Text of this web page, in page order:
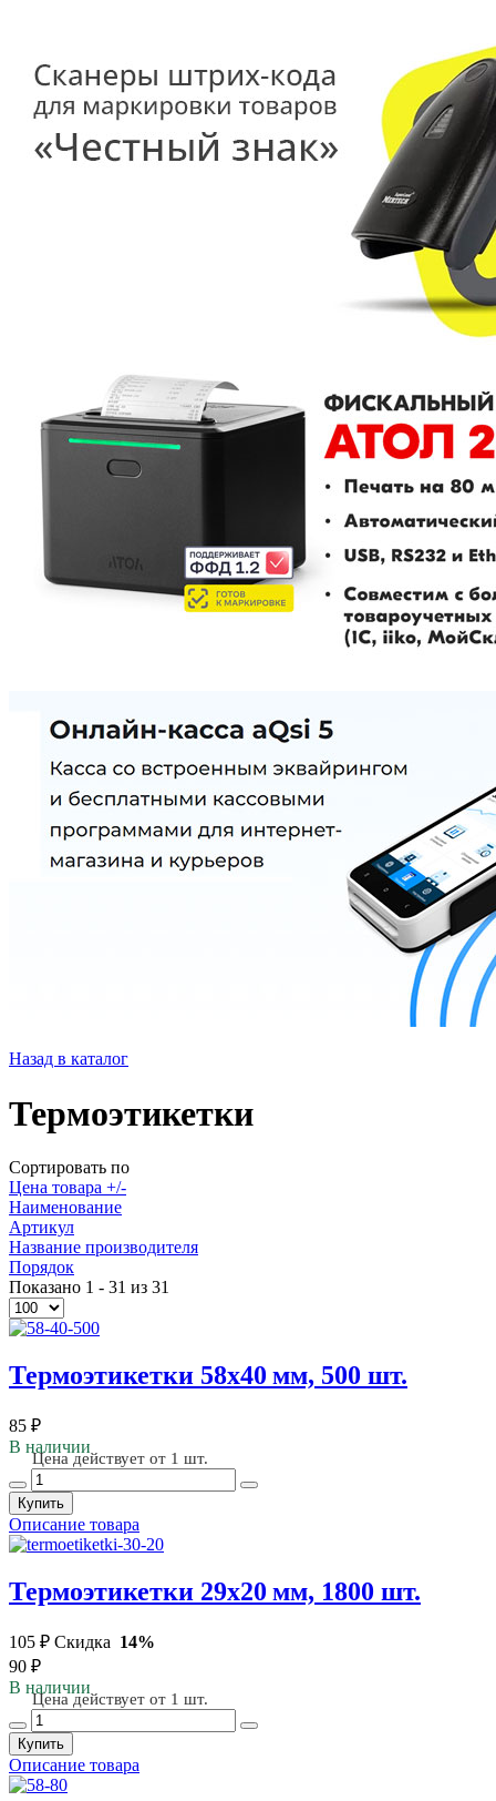
Назад в каталог
Термоэтикетки
Сортировать по
Цена товара +/-
Наименование
Артикул
Название производителя
Порядок
Показано 1 - 31 из 31
Термоэтикетки 58х40 мм, 500 шт.
85 ₽
В наличии
Цена действует от 1 шт.
Купить
Описание товара
Термоэтикетки 29х20 мм, 1800 шт.
105 ₽ Скидка 14%
90 ₽
В наличии
Цена действует от 1 шт.
Купить
Описание товара